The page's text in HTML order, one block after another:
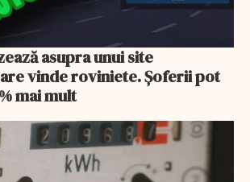
asupra unui site
vinde roviniete. Șoferii pot
mai mult